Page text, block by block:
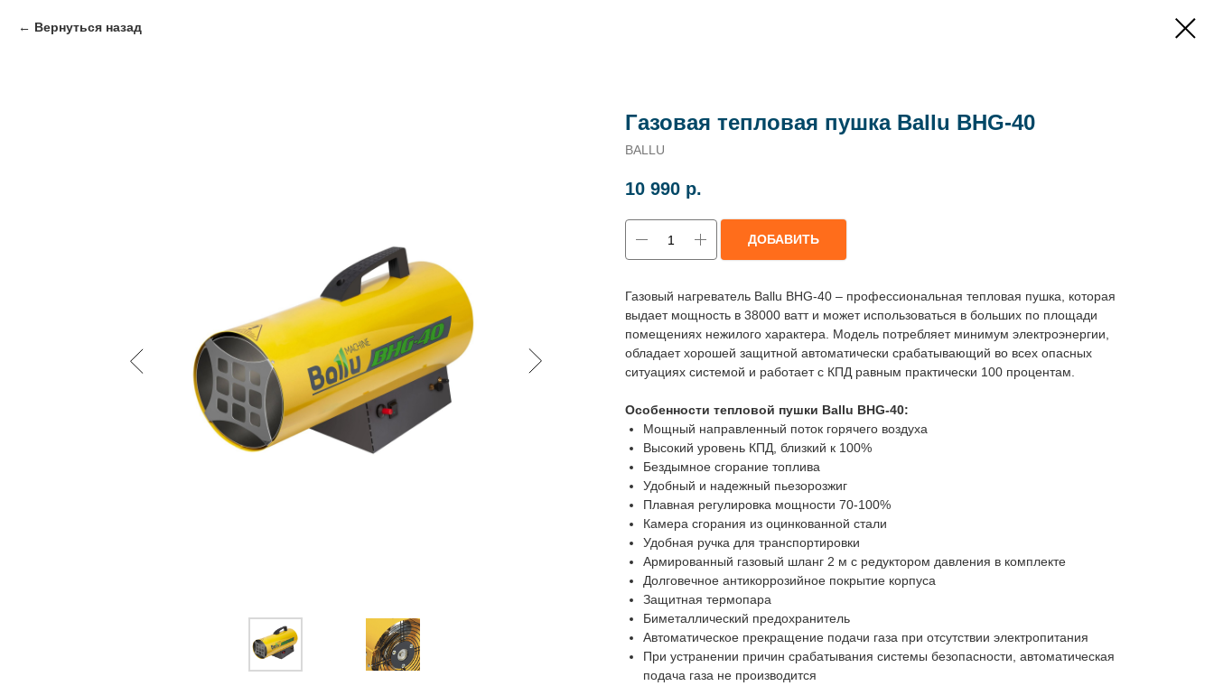
Вернуться назад
Газовая тепловая пушка Ballu BHG-40
BALLU
10 990 р.
ДОБАВИТЬ
Газовый нагреватель Ballu BHG-40 – профессиональная тепловая пушка, которая
выдает мощность в 38000 ватт и может использоваться в больших по площади
помещениях нежилого характера. Модель потребляет минимум электроэнергии,
обладает хорошей защитной автоматически срабатывающий во всех опасных
ситуациях системой и работает с КПД равным практически 100 процентам.
Особенности тепловой пушки Ballu BHG-40:
Мощный направленный поток горячего воздуха
Высокий уровень КПД, близкий к 100%
Бездымное сгорание топлива
Удобный и надежный пьезорозжиг
Плавная регулировка мощности 70-100%
Камера сгорания из оцинкованной стали
Удобная ручка для транспортировки
Армированный газовый шланг 2 м с редуктором давления в комплекте
Долговечное антикоррозийное покрытие корпуса
Защитная термопара
Биметаллический предохранитель
Автоматическое прекращение подачи газа при отсутствии электропитания
При устранении причин срабатывания системы безопасности, автоматическая
подача газа не производится